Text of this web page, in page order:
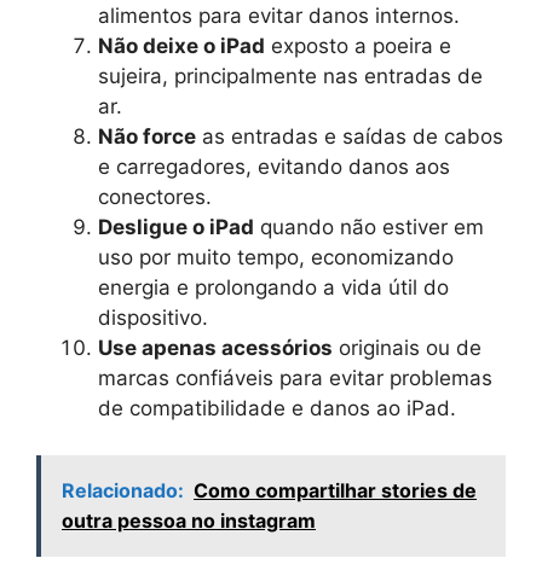
alimentos para evitar danos internos.
Não deixe o iPad exposto a poeira e
sujeira, principalmente nas entradas de
ar.
Não force as entradas e saídas de cabos
e carregadores, evitando danos aos
conectores.
Desligue o iPad quando não estiver em
uso por muito tempo, economizando
energia e prolongando a vida útil do
dispositivo.
Use apenas acessórios originais ou de
marcas confiáveis para evitar problemas
de compatibilidade e danos ao iPad.
Relacionado: Como compartilhar stories de
outra pessoa no instagram